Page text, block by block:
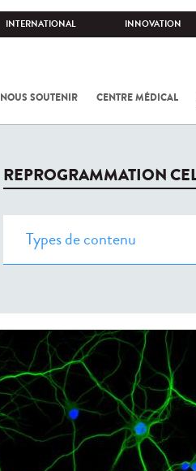
INTERNATIONAL INNOVATION
NOUS SOUTENIR CENTRE MÉDICAL
REPROGRAMMATION